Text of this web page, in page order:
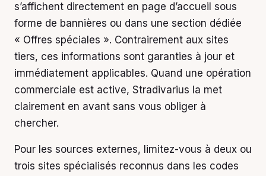
s’affichent directement en page d’accueil sous
forme de bannières ou dans une section dédiée
« Offres spéciales ». Contrairement aux sites
tiers, ces informations sont garanties à jour et
immédiatement applicables. Quand une opération
commerciale est active, Stradivarius la met
clairement en avant sans vous obliger à
chercher.
Pour les sources externes, limitez-vous à deux ou
trois sites spécialisés reconnus dans les codes